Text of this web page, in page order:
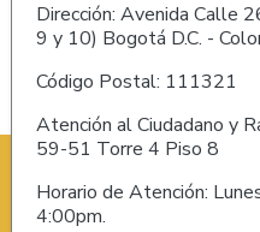
Dirección: Avenida Calle
9 y 10) Bogotá D.C. -
Código Postal: 111321
Atención al Ciudadano y
59-51 Torre 4 Piso 8
Horario de Atención:
4:00pm.